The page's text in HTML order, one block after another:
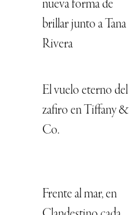
nueva forma de
brillar junto a Tana
Rivera
El vuelo eterno del
zafiro en Tiffany &
Co.
Frente al mar, en